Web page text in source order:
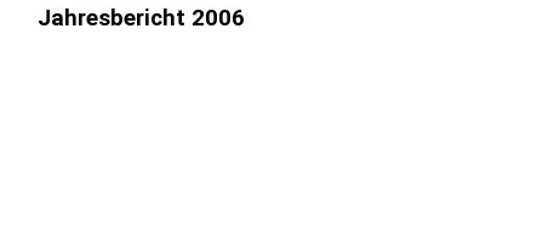
Jahresbericht 2006